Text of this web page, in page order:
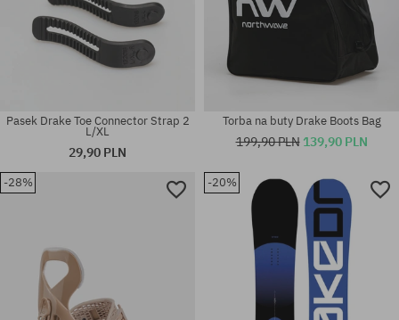
Dostępne rozmiary:
Pasek Drake Toe Connector Strap 2
L/XL
29,90 PLN
Torba na buty Drake Boots Bag
199,90 PLN 139,90 PLN
-28% -20%